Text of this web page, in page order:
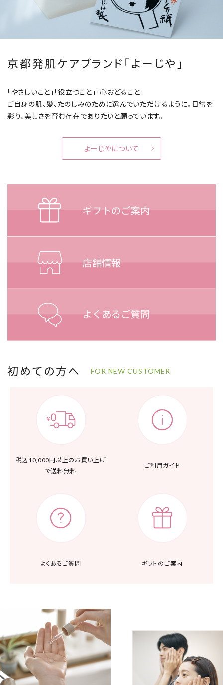
京都発肌ケアブランド「よーじや」
「やさしいこと」「役立つこと」「心おどること」
ご自身の肌、髪、たのしみのために選んでいただけるように。 日常を
彩り、美しさを育む存在でありたいと願っています。
よーじやについて
初めての方へ FOR NEW CUSTOMER
税込10,000円以上の お買い上げ
で送料無料
ご利用ガイド
よくあるご質問 ギフトのご案内